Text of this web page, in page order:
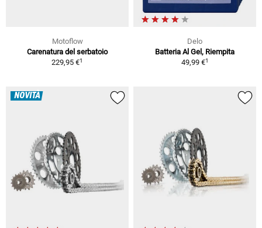
Motoflow
Carenatura del serbatoio
229,95 €1
Delo
Batteria Al Gel, Riempita
49,99 €1
NOVITÀ